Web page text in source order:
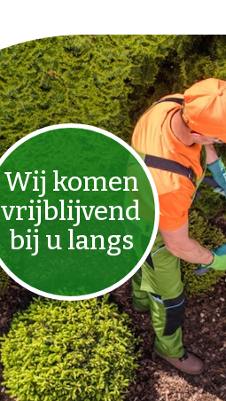
Wij komen
vrijblijvend
bij u langs